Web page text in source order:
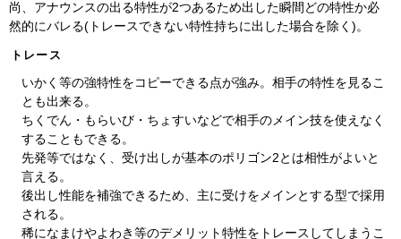
尚、アナウンスの出る特性が2つあるため出した瞬間どの特性か必
然的にバレる(トレースできない特性持ちに出した場合を除く)。
トレース
いかく等の強特性をコピーできる点が強み。相手の特性を見るこ
とも出来る。
ちくでん・もらいび・ちょすいなどで相手のメイン技を使えなく
することもできる。
先発等ではなく、受け出しが基本のポリゴン2とは相性がよいと
言える。
後出し性能を補強できるため、主に受けをメインとする型で採用
される。
稀になまけやよわき等のデメリット特性をトレースしてしまうこ